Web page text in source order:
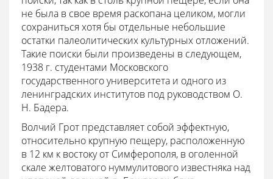
не была в свое время раскопана целиком, могли
сохраниться хотя бы отдельные небольшие
остатки палеолитических культурных отложений.
Такие поиски были произведены в следующем,
1938 г. студентами Московского
государственного университета и одного из
ленинградских институтов под руководством О.
Н. Бадера.
Волчий Грот представляет собой эффектную,
относительно крупную пещеру, расположенную
в 12 км к востоку от Симферополя, в оголенной
скале желтоватого нуммулитового известняка над